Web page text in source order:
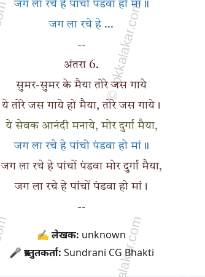
जग ला रचे हे पांचो पंडवा हो मां॥
जग ला रचे हे ...
--
अंतरा 6.
सुमर-सुमर के मैया तोरे जस गाये
ये तोरे जस गाये हो मैया, तोरे जस गाये।
ये सेवक आनंदी मनाये, मोर दुर्गा मैया,
जग ला रचे हे पांचो पंडवा हो मां॥
जग ला रचे हे पांचों पंडवा मोर दुर्गा मैया,
जग ला रचे हे पांचों पंडवा हो मां।
--
✍ लेखक: unknown
🎤 प्रस्तुतकर्ता: Sundrani CG Bhakti